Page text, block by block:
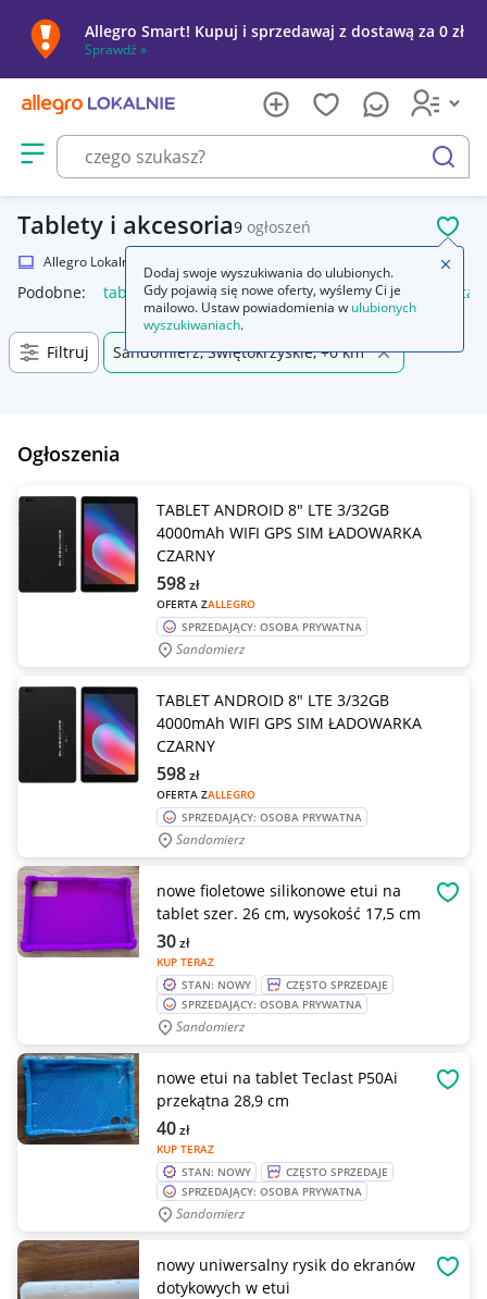
Allegro Smart! Kupuj i sprzedawaj z dostawą za 0 zł
Sprawdź »
Otwórz menu z kategoriami
szukaj
Tablety i akcesoria9 ogłoszeń
Allegro Lokalnie
Podobne: tablet tablet samsung tablet lenovo etui na
Filtruj Sandomierz, Świętokrzyskie, +0 km
Ogłoszenia
TABLET ANDROID 8" LTE 3/32GB
4000mAh WIFI GPS SIM ŁADOWARKA
CZARNY
OFERTA ZALLEGRO
598zł
SPRZEDAJĄCY: OSOBA PRYWATNA
Sandomierz
TABLET ANDROID 8" LTE 3/32GB
4000mAh WIFI GPS SIM ŁADOWARKA
CZARNY
OFERTA ZALLEGRO
598zł
SPRZEDAJĄCY: OSOBA PRYWATNA
Sandomierz
nowe fioletowe silikonowe etui na
tablet szer. 26 cm, wysokość 17,5 cm
KUP TERAZ
30zł
STAN: NOWY
CZĘSTO SPRZEDAJE
SPRZEDAJĄCY: OSOBA PRYWATNA
Sandomierz
nowe etui na tablet Teclast P50Ai
przekątna 28,9 cm
KUP TERAZ
40zł
STAN: NOWY
CZĘSTO SPRZEDAJE
SPRZEDAJĄCY: OSOBA PRYWATNA
Sandomierz
nowy uniwersalny rysik do ekranów
dotykowych w etui
Dodaj swoje wyszukiwania do ulubionych.
Gdy pojawią się nowe oferty, wyślemy Ci je
mailowo. Ustaw powiadomienia w ulubionych
wyszukiwaniach.